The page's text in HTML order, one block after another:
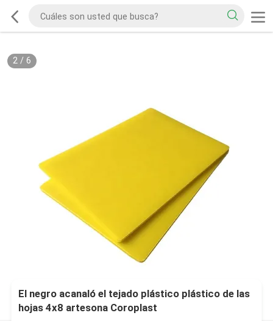
2/ 6
El negro acanaló el tejado plástico plástico de las
hojas 4x8 artesona Coroplast